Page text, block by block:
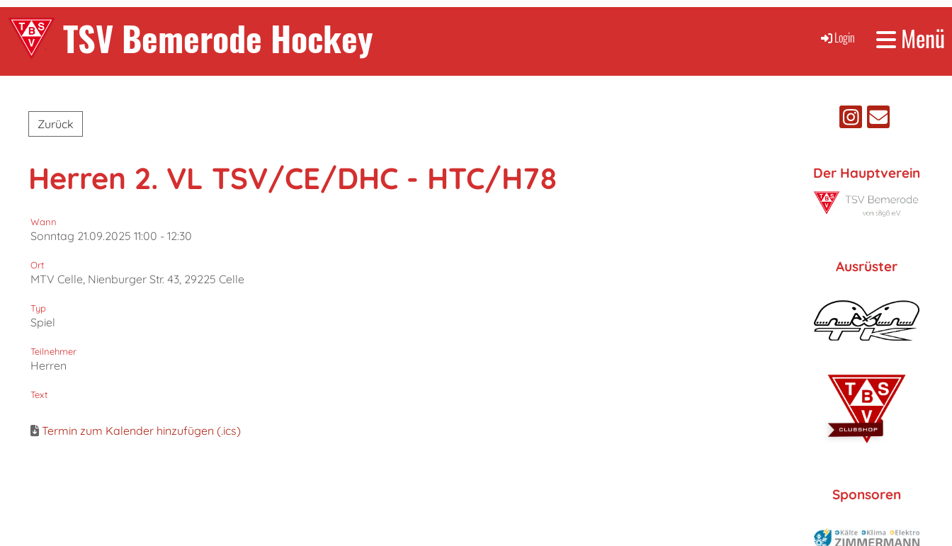
TSV Bemerode Hockey Login Menü
Zurück
Herren 2. VL TSV/CE/DHC - HTC/H78
Wann
Sonntag 21.09.2025 11:00 - 12:30
Ort
MTV Celle, Nienburger Str. 43, 29225 Celle
Typ
Spiel
Teilnehmer
Herren
Text
Termin zum Kalender hinzufügen (.ics)
Der Hauptverein
Ausrüster
Sponsoren